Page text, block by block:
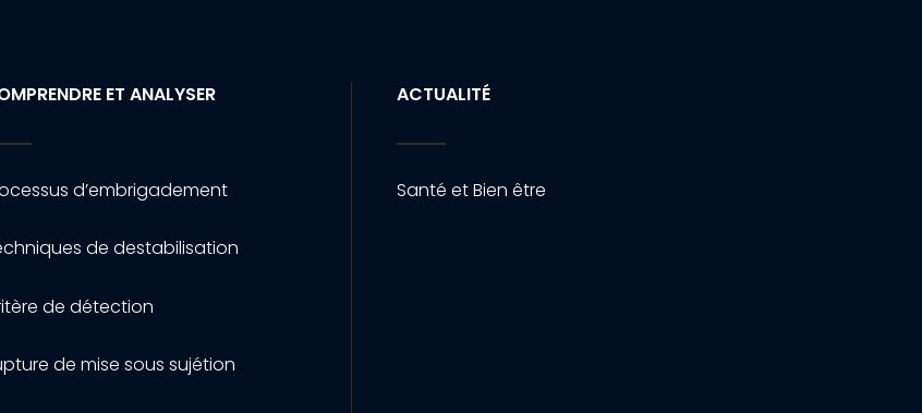
ET ANALYSER
d’embrigadement
de destabilisation
de détection
de mise sous sujétion
ACTUALITÉ
Santé et Bien être